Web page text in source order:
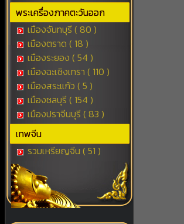
พระเครื่องภาคตะวันออก
เมืองจันทบุรี ( 80 )
เมืองตราด ( 18 )
เมืองระยอง ( 54 )
เมืองฉะเชิงเทรา ( 110 )
เมืองสระแก้ว ( 5 )
เมืองชลบุรี ( 154 )
เมืองปราจีนบุรี ( 83 )
เทพจีน
รวมเหรียญจีน ( 51 )